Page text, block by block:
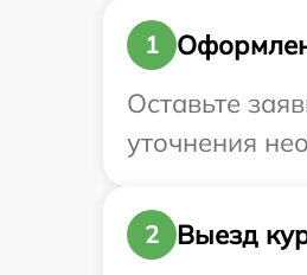
1
Оставьте
уточнения
2
Выезд